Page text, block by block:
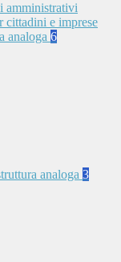
amministrativi
cittadini e imprese
analoga 6
analoga 3